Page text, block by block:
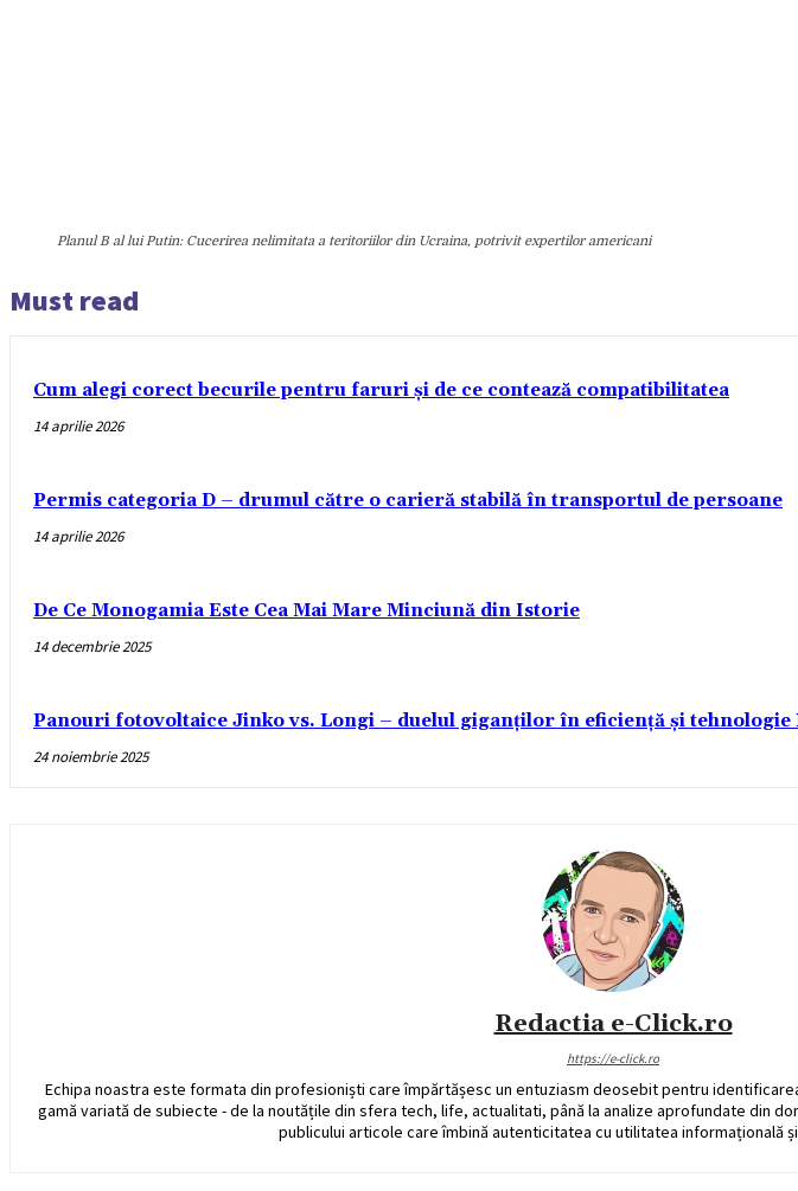
Planul B al lui Putin: Cucerirea nelimitata a teritoriilor din Ucraina, potrivit expertilor americani
Must read
Cum alegi corect becurile pentru faruri și de ce contează compatibilitatea
14 aprilie 2026
Permis categoria D – drumul către o carieră stabilă în transportul de persoane
14 aprilie 2026
De Ce Monogamia Este Cea Mai Mare Minciună din Istorie
14 decembrie 2025
Panouri fotovoltaice Jinko vs. Longi – duelul giganților în eficiență și tehnologie
24 noiembrie 2025
Redactia e-Click.ro
https://e-click.ro
Echipa noastra este formata din profesioniști care împărtășesc un entuziasm deosebit pentru
gamă variată de subiecte - de la noutățile din sfera tech, life, actualitati, până la analize aprofundate din
publicului articole care îmbină autenticitatea cu utilitatea informațională